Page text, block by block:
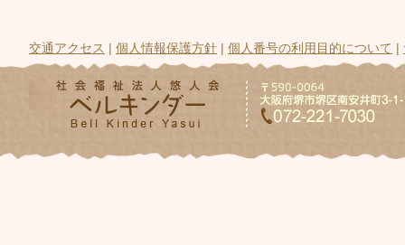
交通アクセス | 個人情報保護方針 | 個人番号の利用目的について |